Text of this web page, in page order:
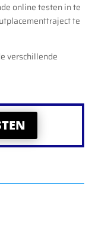
online testen in te
te
verschillende